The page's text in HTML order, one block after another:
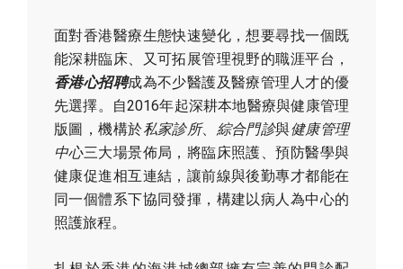
面對香港醫療生態快速變化，想要尋找一個既
能深耕臨床、又可拓展管理視野的職涯平台，
香港心招聘成為不少醫護及醫療管理人才的優
先選擇。自2016年起深耕本地醫療與健康管理
版圖，機構於私家診所、 綜合門診與健康管理
中心三大場景佈局，將臨床照護、預防醫學與
健康促進相互連結，讓前線與後勤專才都能在
同一個體系下協同發揮，構建以病人為中心的
照護旅程。